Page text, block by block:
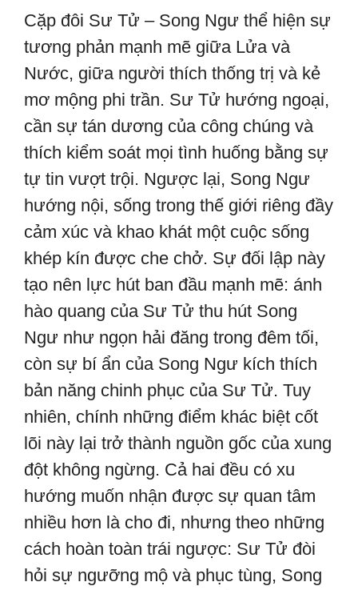
Cặp đôi Sư Tử – Song Ngư thể hiện sự
tương phản mạnh mẽ giữa Lửa và
Nước, giữa người thích thống trị và kẻ
mơ mộng phi trần. Sư Tử hướng ngoại,
cần sự tán dương của công chúng và
thích kiểm soát mọi tình huống bằng sự
tự tin vượt trội. Ngược lại, Song Ngư
hướng nội, sống trong thế giới riêng đầy
cảm xúc và khao khát một cuộc sống
khép kín được che chở. Sự đối lập này
tạo nên lực hút ban đầu mạnh mẽ: ánh
hào quang của Sư Tử thu hút Song
Ngư như ngọn hải đăng trong đêm tối,
còn sự bí ẩn của Song Ngư kích thích
bản năng chinh phục của Sư Tử. Tuy
nhiên, chính những điểm khác biệt cốt
lõi này lại trở thành nguồn gốc của xung
đột không ngừng. Cả hai đều có xu
hướng muốn nhận được sự quan tâm
nhiều hơn là cho đi, nhưng theo những
cách hoàn toàn trái ngược: Sư Tử đòi
hỏi sự ngưỡng mộ và phục tùng, Song